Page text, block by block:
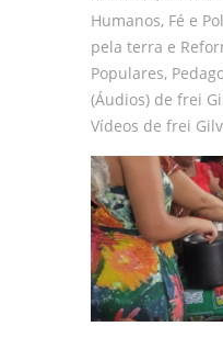
Humanos, Fé e
pela terra e
Populares,
(Áudios) de frei
Vídeos de frei